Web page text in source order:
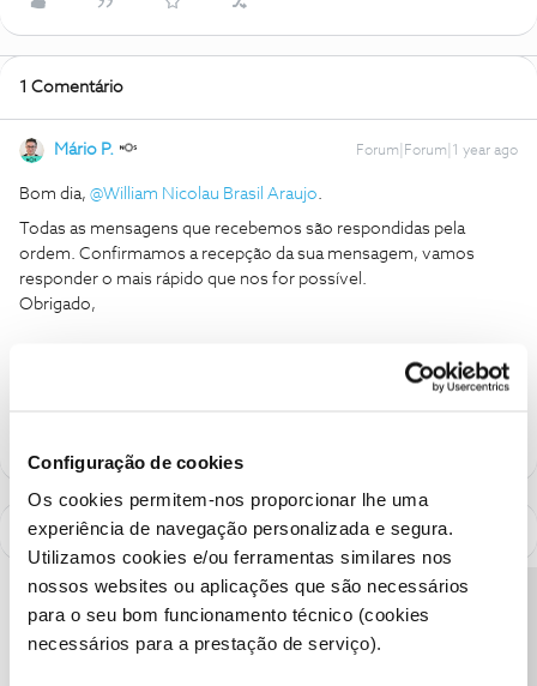
Configuração de cookies
Os cookies permitem-nos proporcionar lhe uma
experiência de navegação personalizada e segura.
Utilizamos cookies e/ou ferramentas similares nos
nossos websites ou aplicações que são necessários
para o seu bom funcionamento técnico (cookies
necessários para a prestação de serviço).
1 Comentário
Mário P. Forum|Forum|1 year ago
Bom dia, ​ @William Nicolau Brasil Araujo.
Todas as mensagens que recebemos são respondidas pela
ordem. Confirmamos a recepção da sua mensagem, vamos
responder o mais rápido que nos for possível.
Obrigado,
Ajude a comunidade a encontrar informação relevante. Marque